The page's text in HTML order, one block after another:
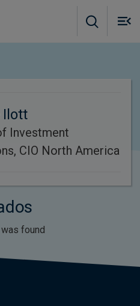
Ilott
Investment
CIO North America
found